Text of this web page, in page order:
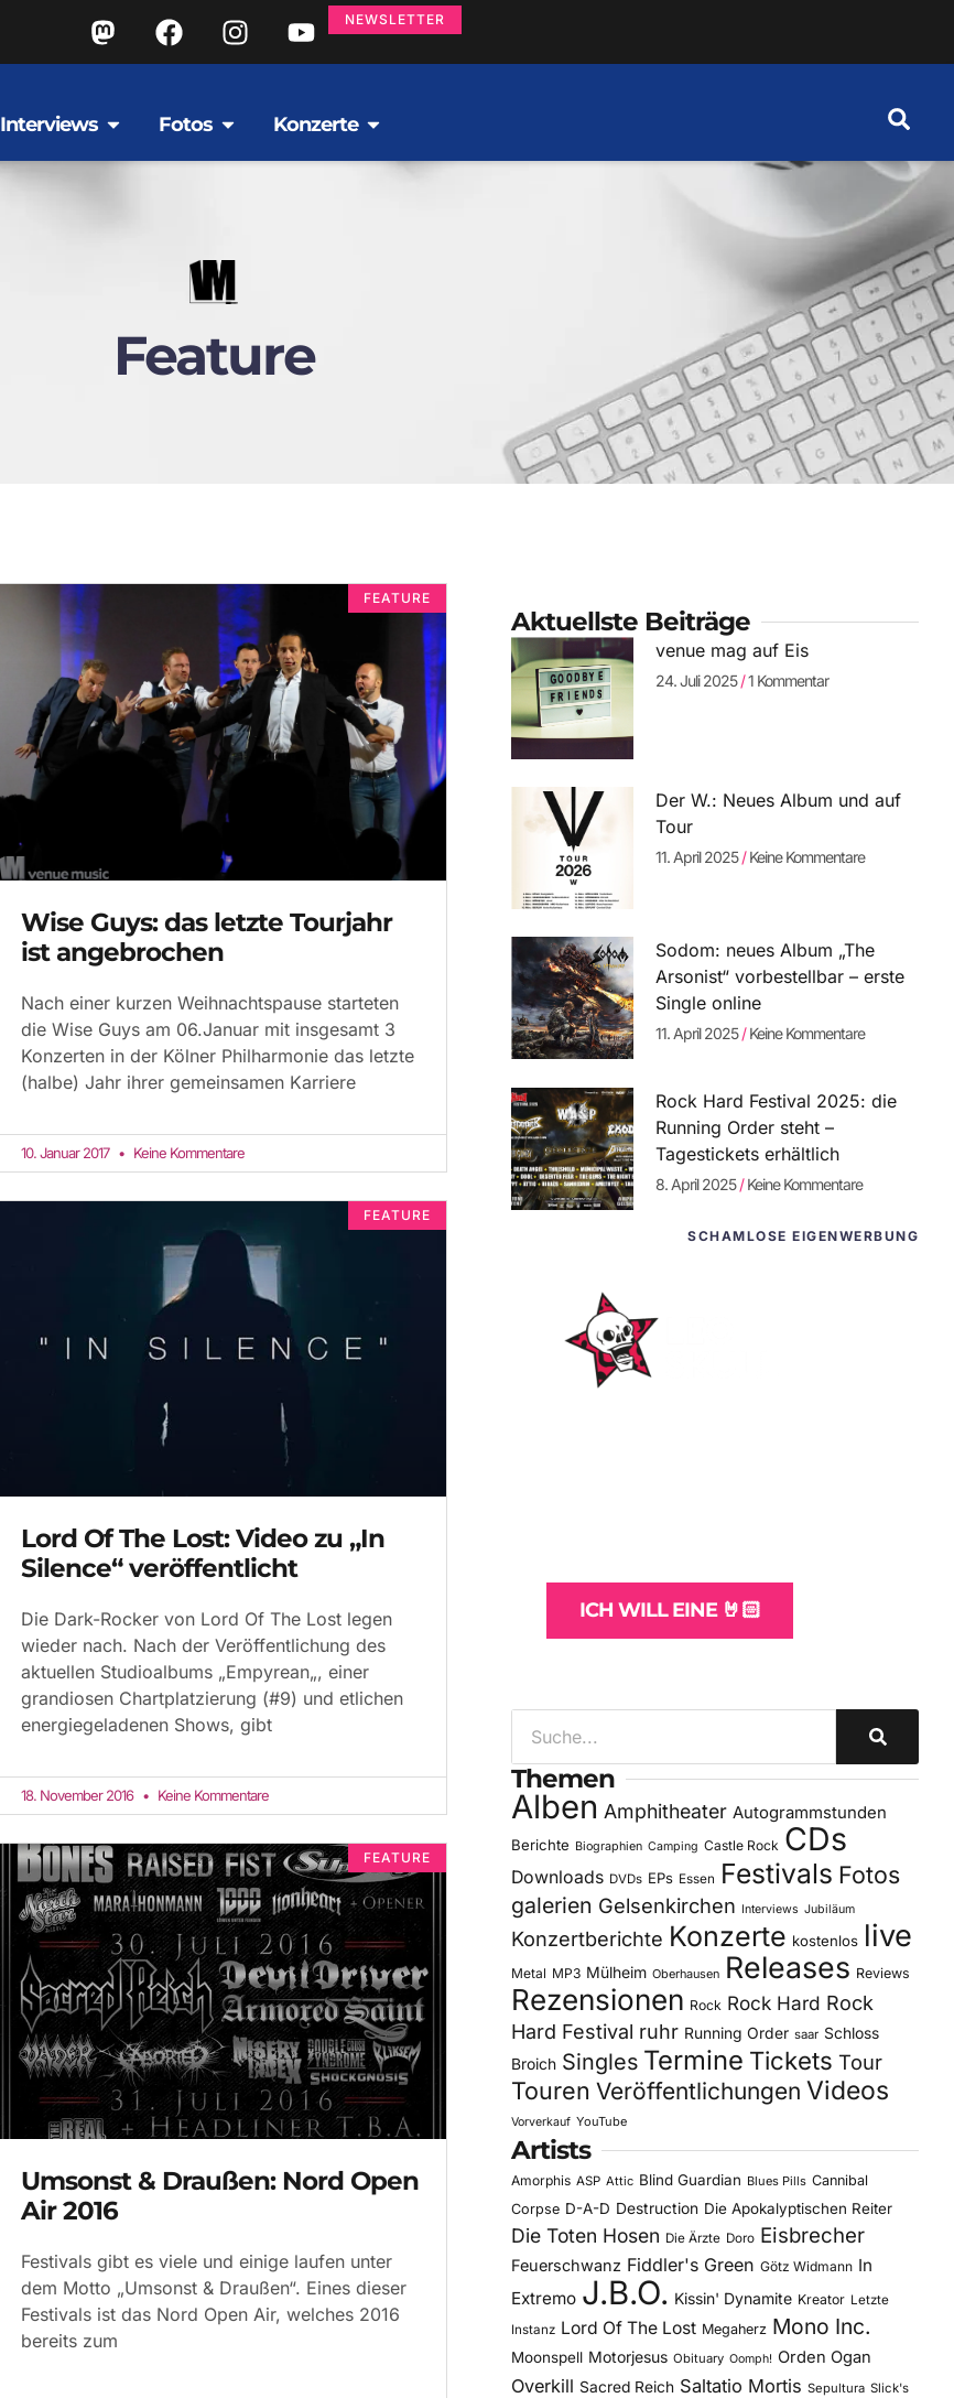
NEWSLETTER
Interviews Fotos Konzerte
Feature
FEATURE
Wise Guys: das letzte Tourjahr
ist angebrochen
Nach einer kurzen Weihnachtspause starteten
die Wise Guys am 06.Januar mit insgesamt 3
Konzerten in der Kölner Philharmonie das letzte
(halbe) Jahr ihrer gemeinsamen Karriere
10. Januar 2017 Keine Kommentare
FEATURE
Lord Of The Lost: Video zu „In
Silence“ veröffentlicht
Die Dark-Rocker von Lord Of The Lost legen
wieder nach. Nach der Veröffentlichung des
aktuellen Studioalbums „Empyrean„, einer
grandiosen Chartplatzierung (#9) und etlichen
energiegeladenen Shows, gibt
18. November 2016 Keine Kommentare
FEATURE
Umsonst & Draußen: Nord Open
Air 2016
Festivals gibt es viele und einige laufen unter
dem Motto „Umsonst & Draußen“. Eines dieser
Festivals ist das Nord Open Air, welches 2016
bereits zum
Aktuellste Beiträge
venue mag auf Eis
24. Juli 2025 1 Kommentar
Der W.: Neues Album und auf
Tour
11. April 2025 Keine Kommentare
Sodom: neues Album „The
Arsonist“ vorbestellbar – erste
Single online
11. April 2025 Keine Kommentare
Rock Hard Festival 2025: die
Running Order steht –
Tagestickets erhältlich
8. April 2025 Keine Kommentare
SCHAMLOSE EIGENWERBUNG
ICH WILL EINE 🤘🏻
Themen
Alben Amphitheater Autogrammstunden
Berichte Biographien Camping Castle Rock CDs
Downloads DVDs EPs Essen Festivals Fotos
galerien Gelsenkirchen Interviews Jubiläum
Konzertberichte Konzerte kostenlos live
Metal MP3 Mülheim Oberhausen Releases Reviews
Rezensionen Rock Rock Hard Rock
Hard Festival ruhr Running Order saar Schloss
Broich Singles Termine Tickets Tour
Touren Veröffentlichungen Videos
Vorverkauf YouTube
Artists
Amorphis ASP Attic Blind Guardian Blues Pills Cannibal
Corpse D-A-D Destruction Die Apokalyptischen Reiter
Die Toten Hosen Die Ärzte Doro Eisbrecher
Feuerschwanz Fiddler's Green Götz Widmann In
Extremo J.B.O. Kissin' Dynamite Kreator Letzte
Instanz Lord Of The Lost Megaherz Mono Inc.
Moonspell Motorjesus Obituary Oomph! Orden Ogan
Overkill Sacred Reich Saltatio Mortis Sepultura Slick's